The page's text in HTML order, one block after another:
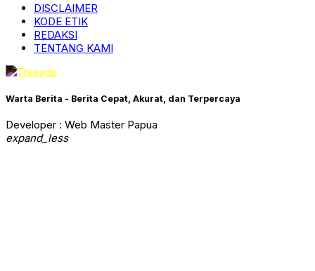
DISCLAIMER
KODE ETIK
REDAKSI
TENTANG KAMI
Warta Berita - Berita Cepat, Akurat, dan Terpercaya
Developer : Web Master Papua
expand_less